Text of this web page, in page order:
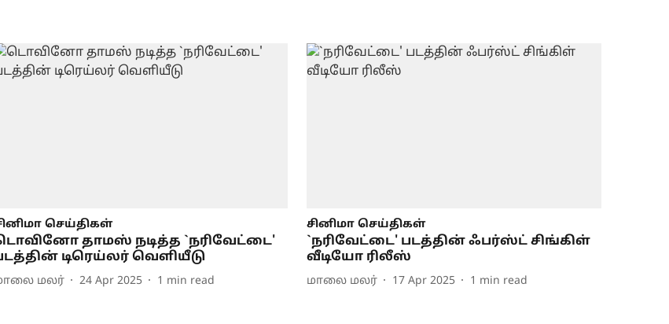
செய்திகள்
தாமஸ் நடித்த `நரிவேட்டை'
டிரெய்லர் வெளியீடு
மலர் 24 Apr 2025 1 min read
சினிமா செய்திகள்
`நரிவேட்டை' படத்தின் ஃபர்ஸ்ட் சிங்கிள்
வீடியோ ரிலீஸ்
மாலை மலர் 17 Apr 2025 1 min read